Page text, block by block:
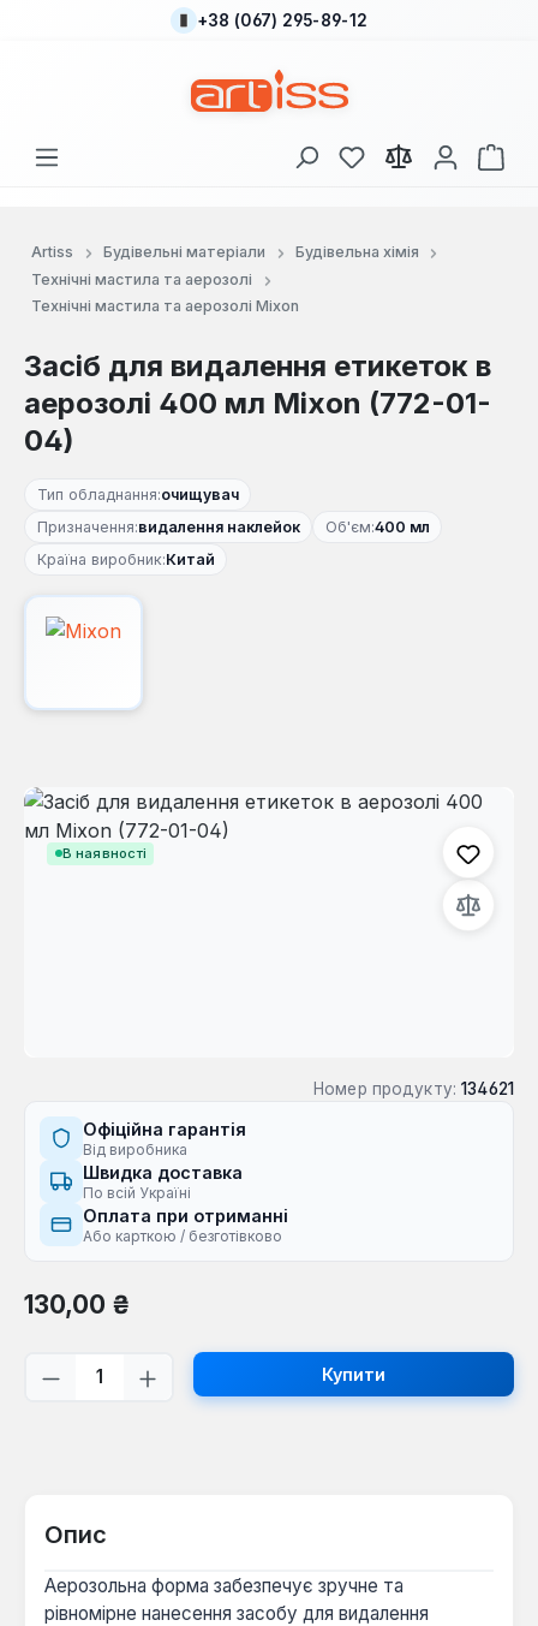
Перейти до основного вмісту
+38 (067) 295-89-12
У вас є 0 у списку
Artiss Будівельні матеріали
Будівельна хімія
Технічні мастила та аерозолі
Технічні мастила та аерозолі Mixon
Засіб для видалення етикеток в
аерозолі 400 мл Mixon (772-01-
04)
Тип обладнання:очищувач
Призначення:видалення наклейок Об'єм:400 мл
Країна виробник:Китай
В наявності
Пропустити галерею зображень
Номер продукту: 134621
Офіційна гарантія
Від виробника
Швидка доставка
По всій Україні
Оплата при отриманні
Або карткою / безготівково
Звичайна ціна:
130,00 ₴
Кількість товару: Введіть потрібну
Купити
Опис
Аерозольна форма забезпечує зручне та
рівномірне нанесення засобу для видалення